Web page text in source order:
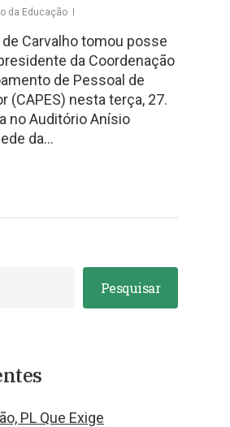
da Educação
Carvalho tomou posse
da Coordenação
de Pessoal de
(CAPES) nesta terça, 27.
no Auditório Anísio
da…
Pesquisar
PL Que Exige